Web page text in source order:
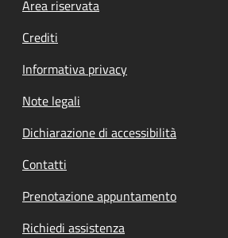
Area riservata
Crediti
Informativa privacy
Note legali
Dichiarazione di accessibilità
Contatti
Prenotazione appuntamento
Richiedi assistenza